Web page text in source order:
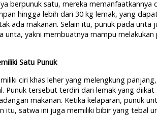
berpunuk satu, mereka
hingga lebih dari 30 kg lemak, yang
ada makanan. Selain itu, punuk pada unta
unta, yakni membuatnya mampu
Satu Punuk
ciri khas leher yang melengkung
Punuk tersebut terdiri dari lemak yang
makanan. Ketika kelaparan, punuk
itu, satwa ini juga memiliki bibir yang tebal